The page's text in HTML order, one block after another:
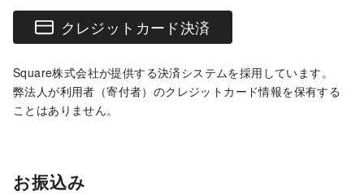
クレジットカード決済
Square株式会社が提供する決済システムを採用しています。
弊法人が利用者（寄付者）のクレジットカード情報を保有する
ことはありません。
お振込み